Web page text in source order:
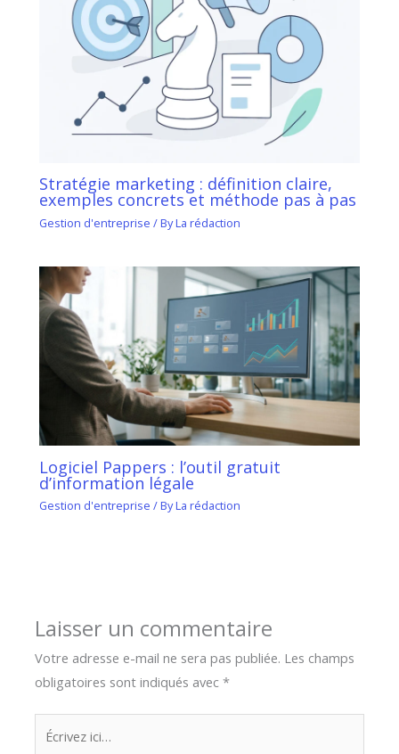
Stratégie marketing : définition claire,
exemples concrets et méthode pas à pas
Gestion d'entreprise / ByLa rédaction
Logiciel Pappers : l’outil gratuit
d’information légale
Gestion d'entreprise / ByLa rédaction
Laisser un commentaire
Votre adresse e-mail ne sera pas publiée. Les champs
obligatoires sont indiqués avec*
Écrivez